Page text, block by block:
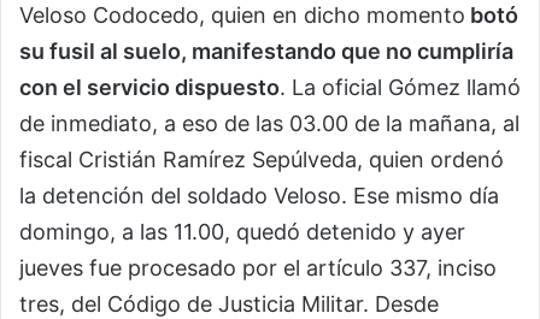
Veloso Codocedo, quien en dicho momento botó
su fusil al suelo, manifestando que no cumpliría
con el servicio dispuesto. La oficial Gómez llamó
de inmediato, a eso de las 03.00 de la mañana, al
fiscal Cristián Ramírez Sepúlveda, quien ordenó
la detención del soldado Veloso. Ese mismo día
domingo, a las 11.00, quedó detenido y ayer
jueves fue procesado por el artículo 337, inciso
tres, del Código de Justicia Militar. Desde